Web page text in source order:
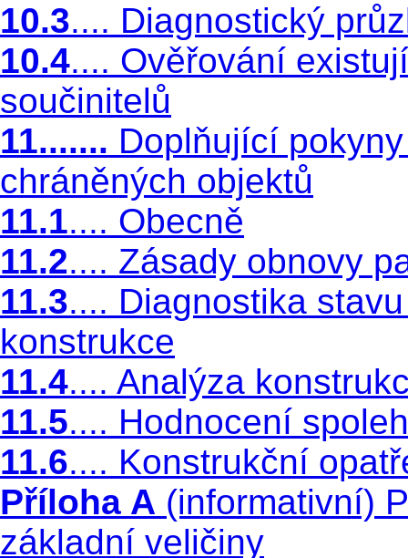
10.3.... Diagnostický
10.4.... Ověřování
součinitelů
11....... Doplňující
chráněných objektů
11.1.... Obecně
11.2.... Zásady obnovy
11.3.... Diagnostika
konstrukce
11.4.... Analýza
11.5.... Hodnocení
11.6.... Konstrukční
Příloha A (informativní)
základní veličiny